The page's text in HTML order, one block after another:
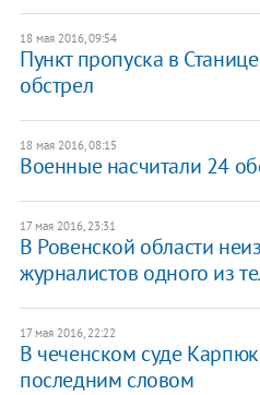
18 мая 2016, 09:54
Пункт пропуска в
обстрел
18 мая 2016, 08:15
Военные насчитали 24
17 мая 2016, 23:31
В Ровенской области
журналистов одного из
17 мая 2016, 22:22
В чеченском суде
последним словом